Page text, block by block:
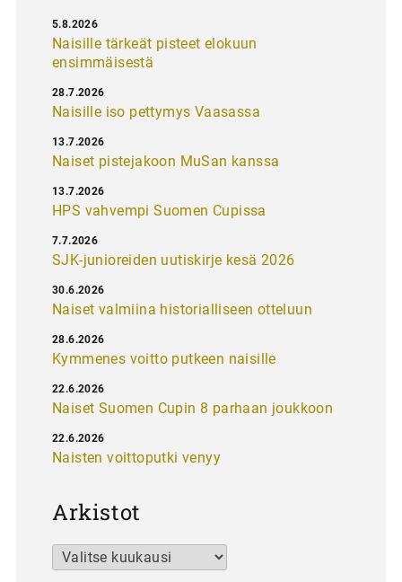
Naisille tärkeät pisteet elokuun
ensimmäisestä
5.8.2026
Naisille iso pettymys Vaasassa
28.7.2026
Naiset pistejakoon MuSan kanssa
13.7.2026
HPS vahvempi Suomen Cupissa
13.7.2026
SJK-junioreiden uutiskirje kesä 2026
7.7.2026
Naiset valmiina historialliseen otteluun
30.6.2026
Kymmenes voitto putkeen naisille
28.6.2026
Naiset Suomen Cupin 8 parhaan joukkoon
22.6.2026
Naisten voittoputki venyy
22.6.2026
Arkistot
Arkistot